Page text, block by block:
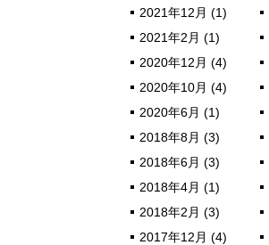
2021年12月 (1)
2021年2月 (1)
2020年12月 (4)
2020年10月 (4)
2020年6月 (1)
2018年8月 (3)
2018年6月 (3)
2018年4月 (1)
2018年2月 (3)
2017年12月 (4)